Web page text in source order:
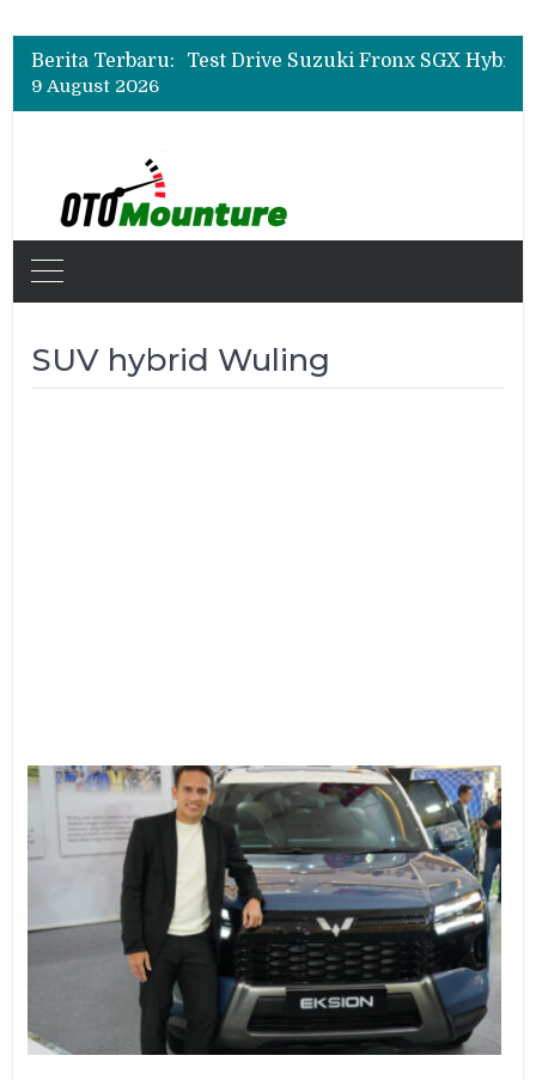
Berita Terbaru:
Beli Mobil Jangan Cuma Lihat Cicilan, TAF dan OJK Tekankan Pentingnya Literasi Keuangan
Beli Mobil Jangan Cuma Lihat Cicilan, TAF dan OJK Tekankan Pentingnya Literasi Keuangan
9 August 2026
SUV hybrid Wuling